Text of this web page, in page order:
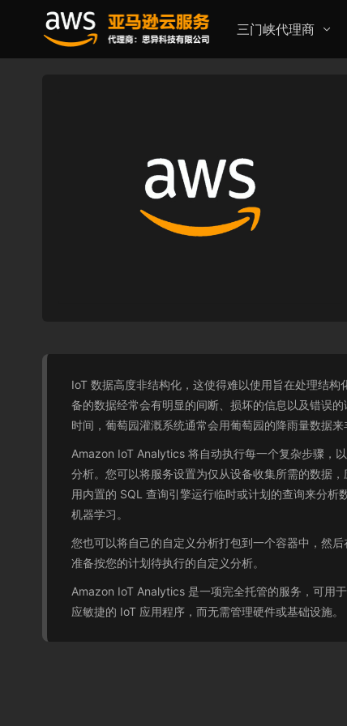
三门峡代理商
IoT 数据高度非结构化，这使得难以使用旨在处理结
备的数据经常会有明显的间断、损坏的信息以及错误
时间，葡萄园灌溉系统通常会用葡萄园的降雨量数据
Amazon IoT Analytics 将自动执行每一个复杂步骤，
分析。您可以将服务设置为仅从设备收集所需的数据
用内置的 SQL 查询引擎运行临时或计划的查询来分
机器学习。
您也可以将自己的自定义分析打包到一个容器中，然
准备按您的计划待执行的自定义分析。
Amazon IoT Analytics 是一项完全托管的服务，可用
应敏捷的 IoT 应用程序，而无需管理硬件或基础设施。